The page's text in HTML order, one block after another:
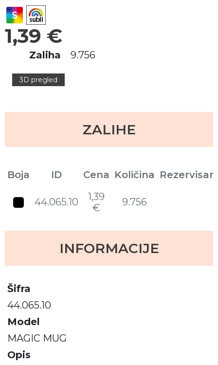
1,39 €
Zaliha 9.756
3D pregled
ZALIHE
Boja ID Cena Količina
44.065.10
1,39
€
9.756
INFORMACIJE
Šifra
44.065.10
Model
MAGIC MUG
Opis